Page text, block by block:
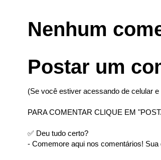
Nenhum
Postar um
(Se você estiver acessando de celular
PARA COMENTAR CLIQUE EM
✅ Deu tudo certo?
- Comemore aqui nos comentários!